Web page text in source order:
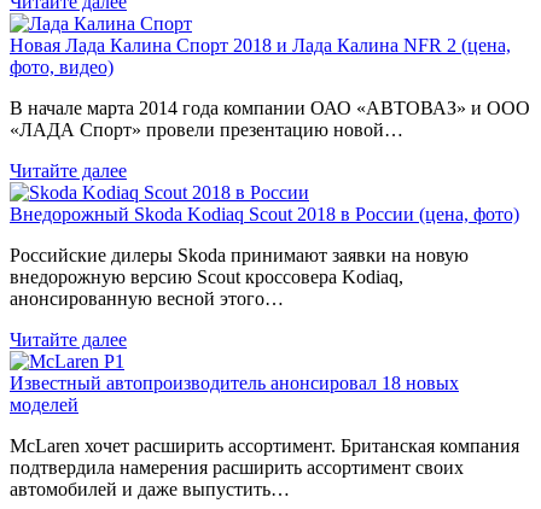
Новая Лада Калина Спорт 2018 и Лада Калина NFR 2 (цена,
фото, видео)
В начале марта 2014 года компании ОАО «АВТОВАЗ» и ООО
«ЛАДА Спорт» провели презентацию новой…
Читайте далее
Внедорожный Skoda Kodiaq Scout 2018 в России (цена, фото)
Российские дилеры Skoda принимают заявки на новую
внедорожную версию Scout кроссовера Kodiaq,
анонсированную весной этого…
Читайте далее
Известный автопроизводитель анонсировал 18 новых
моделей
McLaren хочет расширить ассортимент. Британская компания
подтвердила намерения расширить ассортимент своих
автомобилей и даже выпустить…